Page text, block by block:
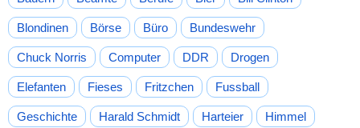
Blondinen Börse Büro Bundeswehr
Chuck Norris Computer DDR Drogen
Elefanten Fieses Fritzchen Fussball
Geschichte Harald Schmidt Harteier Himmel